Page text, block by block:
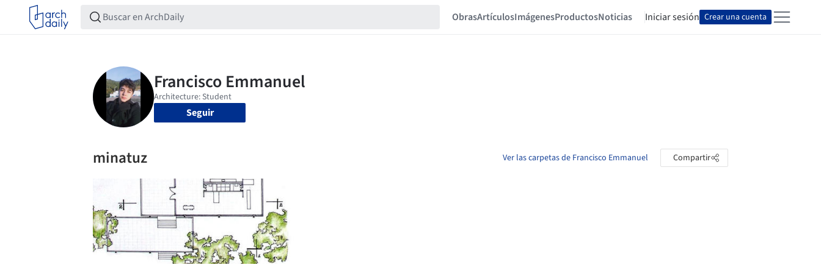
ObrasArtículosImágenesProductosNoticias Iniciar sesión Crear una cuenta
Seguir
minatuz Ver las carpetas de Francisco Emmanuel Compartir